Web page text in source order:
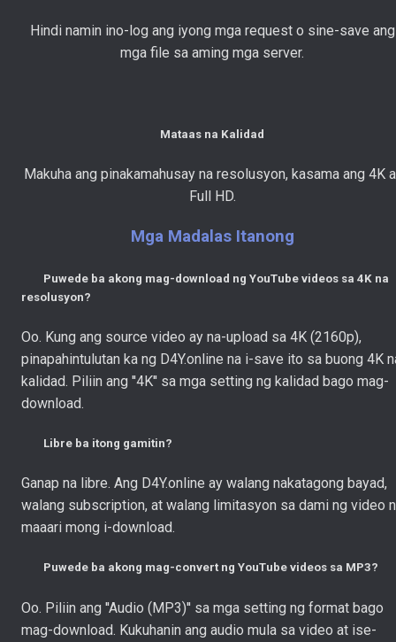
Hindi namin ino-log ang iyong mga request o sine-save ang
mga file sa aming mga server.
Mataas na Kalidad
Makuha ang pinakamahusay na resolusyon, kasama ang 4K
Full HD.
Mga Madalas Itanong
Puwede ba akong mag-download ng YouTube videos sa 4K na
resolusyon?
Oo. Kung ang source video ay na-upload sa 4K (2160p),
pinapahintulutan ka ng D4Y.online na i-save ito sa buong 4K
kalidad. Piliin ang ''4K'' sa mga setting ng kalidad bago mag-
download.
Libre ba itong gamitin?
Ganap na libre. Ang D4Y.online ay walang nakatagong bayad,
walang subscription, at walang limitasyon sa dami ng video
maaari mong i-download.
Puwede ba akong mag-convert ng YouTube videos sa MP3?
Oo. Piliin ang ''Audio (MP3)'' sa mga setting ng format bago
mag-download. Kukuhanin ang audio mula sa video at ise-